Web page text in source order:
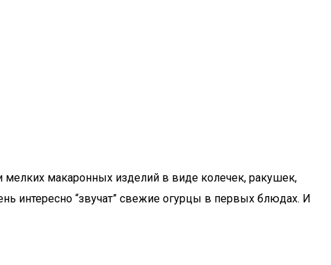
мелких макаронных изделий в виде колечек, ракушек,
интересно “звучат” свежие огурцы в первых блюдах. И